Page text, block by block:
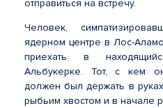
отправиться на встречу.
Человек,
ядерном центре в Лос-
приехать в
Альбукерке. Тот, с кем
должен был держать в
рыбьим хвостом и в начале